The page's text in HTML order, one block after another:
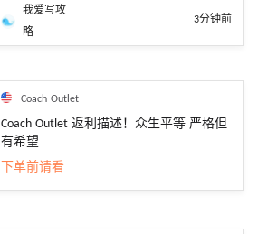
我爱写攻
略
3分钟前
Coach Outlet
Coach Outlet 返利描述！众生平等 严格但
有希望
下单前请看